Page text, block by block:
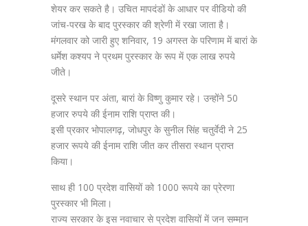
शेयर कर सकते है। उचित मापदंडों के आधार पर वीडियो की
जांच-परख के बाद पुरस्कार की श्रेणी में रखा जाता है।
मंगलवार को जारी हुए शनिवार, 19 अगस्त के परिणाम में बारां के
धर्मेश कश्यप ने प्रथम पुरस्कार के रूप में एक लाख रुपये
जीते।
दूसरे स्थान पर अंता, बारां के विष्णु कुमार रहे। उन्होंने 50
हजार रुपये की ईनाम राशि प्राप्त की।
इसी प्रकार भोपालगढ़, जोधपुर के सुनील सिंह चतुर्वेदी ने 25
हजार रूपये की ईनाम राशि जीत कर तीसरा स्थान प्राप्त
किया।
साथ ही 100 प्रदेश वासियों को 1000 रूपये का प्रेरणा
पुरस्कार भी मिला।
राज्य सरकार के इस नवाचार से प्रदेश वासियों में जन सम्मान